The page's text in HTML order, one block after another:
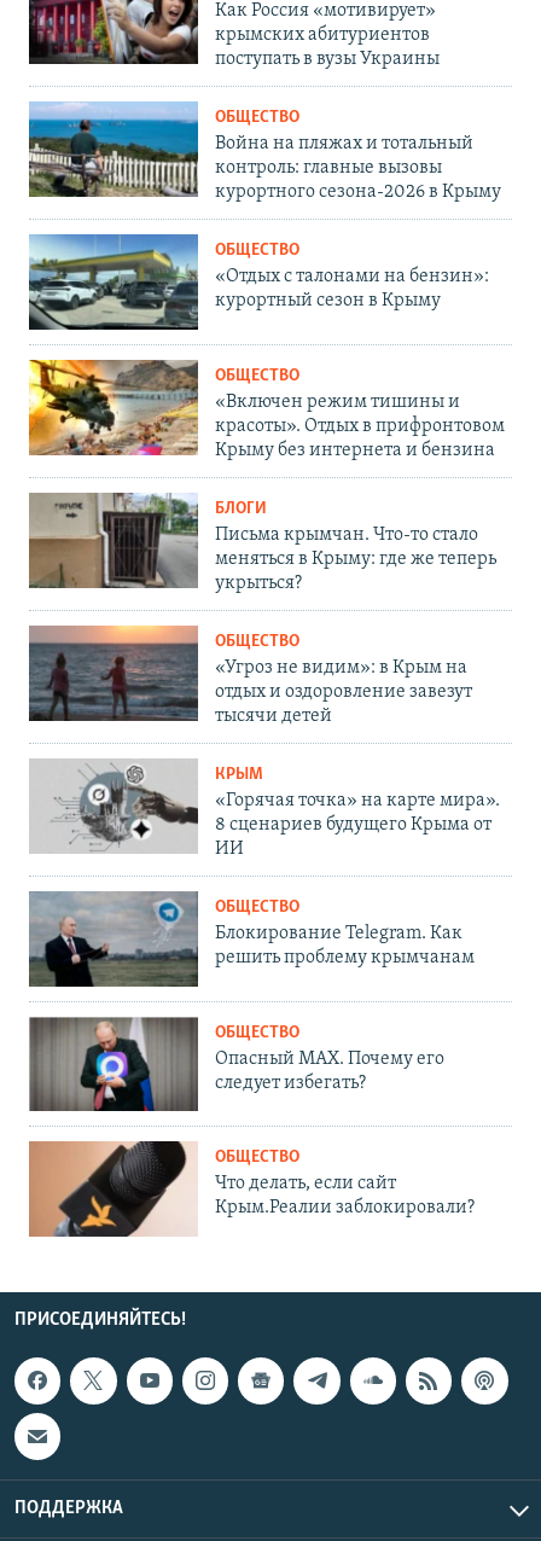
Как Россия «мотивирует»
крымских абитуриентов
поступать в вузы Украины
ОБЩЕСТВО
Война на пляжах и тотальный
контроль: главные вызовы
курортного сезона-2026 в Крыму
ОБЩЕСТВО
«Отдых с талонами на бензин»:
курортный сезон в Крыму
ОБЩЕСТВО
«Включен режим тишины и
красоты». Отдых в прифронтовом
Крыму без интернета и бензина
БЛОГИ
Письма крымчан. Что-то стало
меняться в Крыму: где же теперь
укрыться?
ОБЩЕСТВО
«Угроз не видим»: в Крым на
отдых и оздоровление завезут
тысячи детей
КРЫМ
«Горячая точка» на карте мира».
8 сценариев будущего Крыма от
ИИ
ОБЩЕСТВО
Блокирование Telegram. Как
решить проблему крымчанам
ОБЩЕСТВО
Опасный MAX. Почему его
следует избегать?
ОБЩЕСТВО
Что делать, если сайт
Крым.Реалии заблокировали?
ПРИСОЕДИНЯЙТЕСЬ!
ПОДДЕРЖКА